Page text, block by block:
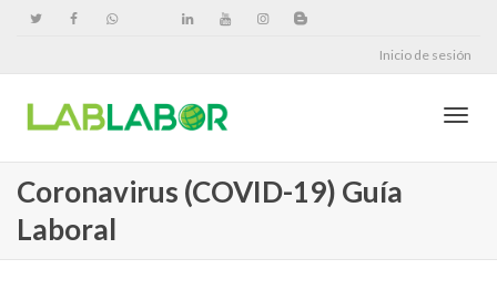
Inicio de sesión
Coronavirus (COVID-19) Guía
Laboral